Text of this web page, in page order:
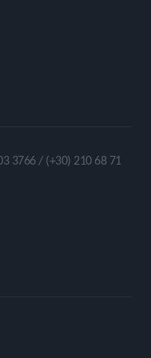
3766 / (+30) 210 68 71